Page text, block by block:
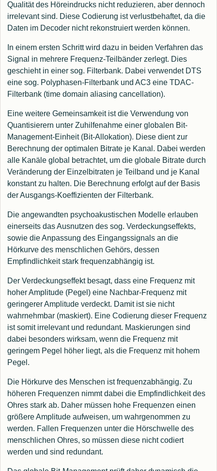
Qualität des Höreindrucks nicht reduzieren, aber dennoch
irrelevant sind. Diese Codierung ist verlustbehaftet, da die
Daten im Decoder nicht rekonstruiert werden können.
In einem ersten Schritt wird dazu in beiden Verfahren das
Signal in mehrere Frequenz-Teilbänder zerlegt. Dies
geschieht in einer sog. Filterbank. Dabei verwendet DTS
eine sog. Polyphasen-Filterbank und AC3 eine TDAC-
Filterbank (time domain aliasing cancellation).
Eine weitere Gemeinsamkeit ist die Verwendung von
Quantisierern unter Zuhilfenahme einer globalen Bit-
Management-Einheit (Bit-Allokation). Diese dient zur
Berechnung der optimalen Bitrate je Kanal. Dabei werden
alle Kanäle global betrachtet, um die globale Bitrate durch
Veränderung der Einzelbitraten je Teilband und je Kanal
konstant zu halten. Die Berechnung erfolgt auf der Basis
der Ausgangs-Koeffizienten der Filterbank.
Die angewandten psychoakustischen Modelle erlauben
einerseits das Ausnutzen des sog. Verdeckungseffekts,
sowie die Anpassung des Eingangssignals an die
Hörkurve des menschlichen Gehörs, dessen
Empfindlichkeit stark frequenzabhängig ist.
Der Verdeckungseffekt besagt, dass eine Frequenz mit
hoher Amplitude (Pegel) eine Nachbar-Frequenz mit
geringerer Amplitude verdeckt. Damit ist sie nicht
wahrnehmbar (maskiert). Eine Codierung dieser Frequenz
ist somit irrelevant und redundant. Maskierungen sind
dabei besonders wirksam, wenn die Frequenz mit
geringem Pegel höher liegt, als die Frequenz mit hohem
Pegel.
Die Hörkurve des Menschen ist frequenzabhängig. Zu
höheren Frequenzen nimmt dabei die Empfindlichkeit des
Ohres stark ab. Daher müssen hohe Frequenzen einen
größere Amplitude aufweisen, um wahrgenommen zu
werden. Fallen Frequenzen unter die Hörschwelle des
menschlichen Ohres, so müssen diese nicht codiert
werden und sind redundant.